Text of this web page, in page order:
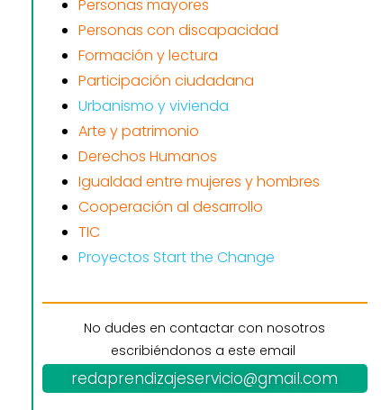
Personas mayores
Personas con discapacidad
Formación y lectura
Participación ciudadana
Urbanismo y vivienda
Arte y patrimonio
Derechos Humanos
Igualdad entre mujeres y hombres
Cooperación al desarrollo
TIC
Proyectos Start the Change
No dudes en contactar con nosotros
escribiéndonos a este email
redaprendizajeservicio@gmail.com